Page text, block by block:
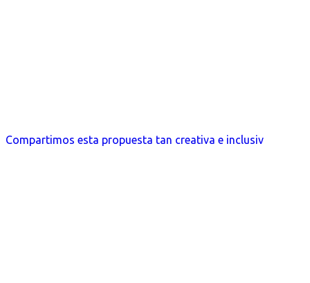
Compartimos esta propuesta tan creativa e inclusiv